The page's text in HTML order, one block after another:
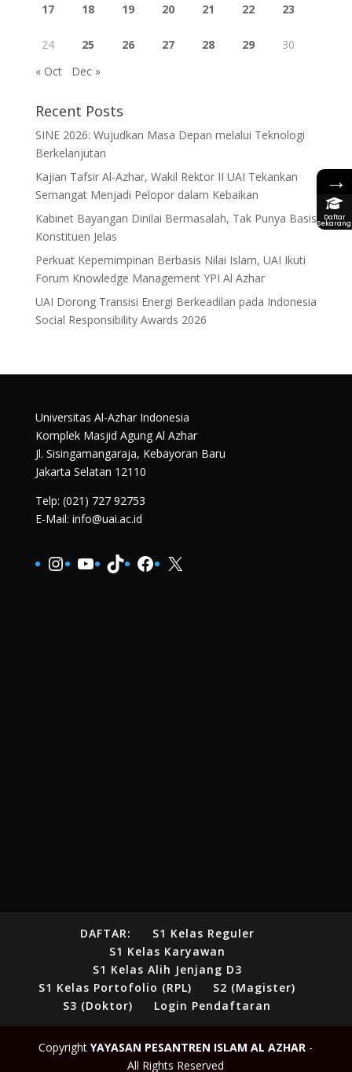
17 18 19 20 21 22 23
24 25 26 27 28 29
30
« Oct
Dec »
Recent Posts
SINE 2026: Wujudkan Masa Depan melalui Teknologi
Berkelanjutan
Kajian Tafsir Al-Azhar, Wakil Rektor II UAI Tekankan
Semangat Menjadi Pelopor dalam Kebaikan
Kabinet Bayangan Dinilai Bermasalah, Tak Punya Basis
Konstituen Jelas
Perkuat Kepemimpinan Berbasis Nilai Islam, UAI Ikuti
Forum Knowledge Management YPI Al Azhar
UAI Dorong Transisi Energi Berkeadilan pada Indonesia
Social Responsibility Awards 2026
Universitas Al-Azhar Indonesia
Komplek Masjid Agung Al Azhar
Jl. Sisingamangaraja, Kebayoran Baru
Jakarta Selatan 12110
Telp: (021) 727 92753
E-Mail: info@uai.ac.id
Instagram
YouTube
TikTokFacebook
X
DAFTAR:
S1 Kelas Reguler
S1 Kelas Karyawan
S1 Kelas Alih Jenjang D3
S1 Kelas Portofolio (RPL)
S2 (Magister)
S3 (Doktor)
Login Pendaftaran
CopyrightYAYASAN PESANTREN ISLAM AL AZHAR -
All Rights Reserved
→
Daftar
Sekarang